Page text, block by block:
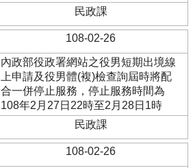
民政課
108-02-26
內政部役政署網站之役男短期出境線
上申請及役男體(複)檢查詢屆時將配
合一併停止服務，停止服務時間為
108年2月27日22時至2月28日1時
民政課
108-02-26